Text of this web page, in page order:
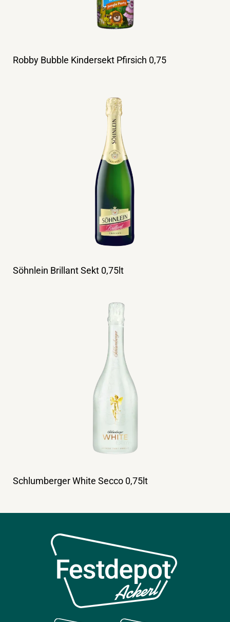
Robby Bubble Kindersekt Pfirsich 0,75
Söhnlein Brillant Sekt 0,75lt
Schlumberger White Secco 0,75lt